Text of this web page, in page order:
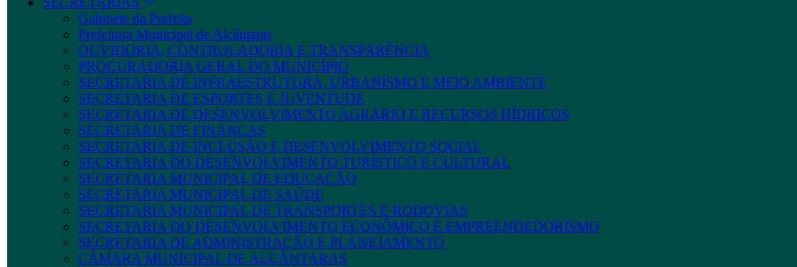
Gabinete da Prefeita
Prefeitura Municipal de Alcântaras
OUVIDORIA, CONTROLADORIA E TRANSPARÊNCIA
PROCURADORIA GERAL DO MUNICÍPIO
SECRETARIA DE INFRAESTRUTURA, URBANISMO E MEIO AMBIENTE
SECRETARIA DE ESPORTES E JUVENTUDE
SECRETARIA DE DESENVOLVIMENTO AGRÁRIO E RECURSOS HÍDRICOS
SECRETARIA DE FINANÇAS
SECRETARIA DE INCLUSÃO E DESENVOLVIMENTO SOCIAL
SECRETARIA DO DESENVOLVIMENTO TURÍSTICO E CULTURAL
SECRETARIA MUNICIPAL DE EDUCAÇÃO
SECRETARIA MUNICIPAL DE SAÚDE
SECRETARIA MUNICIPAL DE TRANSPORTES E RODOVIAS
SECRETARIA DO DESENVOLVIMENTO ECONÔMICO E EMPREENDEDORISMO
SECRETARIA DE ADMINISTRAÇÃO E PLANEJAMENTO
CÂMARA MUNICIPAL DE ALCÂNTARAS